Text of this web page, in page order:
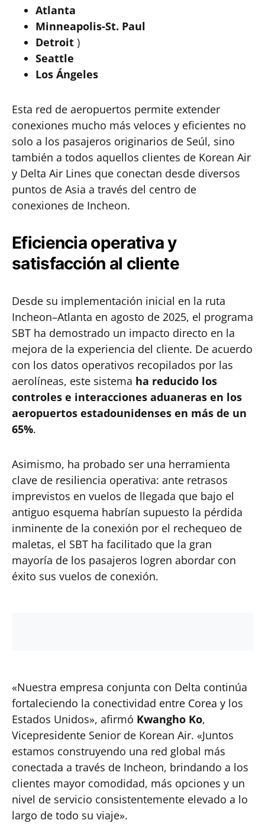
Atlanta
Minneapolis-St. Paul
Detroit )
Seattle
Los Ángeles
Esta red de aeropuertos permite extender
conexiones mucho más veloces y eficientes no
solo a los pasajeros originarios de Seúl, sino
también a todos aquellos clientes de Korean Air
y Delta Air Lines que conectan desde diversos
puntos de Asia a través del centro de
conexiones de Incheon.
Eficiencia operativa y
satisfacción al cliente
Desde su implementación inicial en la ruta
Incheon–Atlanta en agosto de 2025, el programa
SBT ha demostrado un impacto directo en la
mejora de la experiencia del cliente. De acuerdo
con los datos operativos recopilados por las
aerolíneas, este sistema ha reducido los
controles e interacciones aduaneras en los
aeropuertos estadounidenses en más de un
65%.
Asimismo, ha probado ser una herramienta
clave de resiliencia operativa: ante retrasos
imprevistos en vuelos de llegada que bajo el
antiguo esquema habrían supuesto la pérdida
inminente de la conexión por el rechequeo de
maletas, el SBT ha facilitado que la gran
mayoría de los pasajeros logren abordar con
éxito sus vuelos de conexión.
«Nuestra empresa conjunta con Delta continúa
fortaleciendo la conectividad entre Corea y los
Estados Unidos», afirmó Kwangho Ko,
Vicepresidente Senior de Korean Air. «Juntos
estamos construyendo una red global más
conectada a través de Incheon, brindando a los
clientes mayor comodidad, más opciones y un
nivel de servicio consistentemente elevado a lo
largo de todo su viaje».